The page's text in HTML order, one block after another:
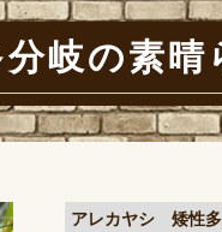
岐の素晴
アレカヤシ 矮性